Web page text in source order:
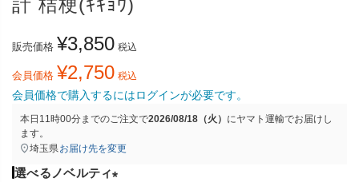
計 桔梗(ｷｷｮｳ)
販売価格 ¥3,850 税込
会員価格 ¥2,750 税込
会員価格で購入するにはログインが必要です。
本日 11時00分までのご注文で2026/08/18（火） にヤマト運輸でお届けし
ます。
埼玉県 お届け先を変更
選べるノベルティ